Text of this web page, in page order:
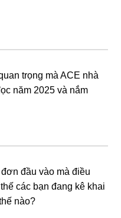
trọng mà ACE nhà
năm 2025 và nắm
đầu vào mà điều
các bạn đang kê khai
nào?